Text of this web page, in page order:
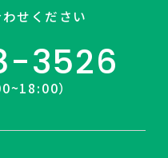
せください
3526
）